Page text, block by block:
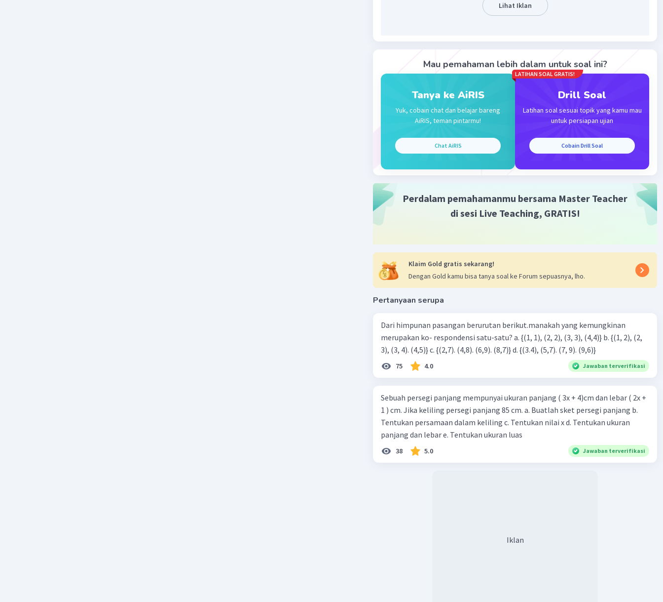
Balas
Lihat Iklan
Mau pemahaman lebih dalam untuk soal ini?
Tanya ke AiRIS
Yuk, cobain chat dan belajar bareng
AiRIS, teman pintarmu!
Chat AiRIS
LATIHAN SOAL GRATIS!
Drill Soal
Latihan soal sesuai topik yang kamu mau
untuk persiapan ujian
Cobain Drill Soal
Perdalam pemahamanmu bersama Master Teacher
di sesi Live Teaching, GRATIS!
Klaim Gold gratis sekarang!
Dengan Gold kamu bisa tanya soal ke Forum sepuasnya, lho.
Pertanyaan serupa
Dari himpunan pasangan berurutan berikut.manakah yang kemungkinan
merupakan ko- respondensi satu-satu? a. {(1, 1), (2, 2), (3, 3), (4,4)} b. {(1, 2), (2,
3), (3, 4). (4,5)} c. {(2,7). (4,8). (6,9). (8,7)} d. {(3.4), (5,7). (7, 9). (9,6)}
75 4.0 Jawaban terverifikasi
Sebuah persegi panjang mempunyai ukuran panjang ( 3x + 4)cm dan lebar ( 2x +
1 ) cm. Jika keliling persegi panjang 85 cm. a. Buatlah sket persegi panjang b.
Tentukan persamaan dalam keliling c. Tentukan nilai x d. Tentukan ukuran
panjang dan lebar e. Tentukan ukuran luas
38 5.0 Jawaban terverifikasi
Iklan